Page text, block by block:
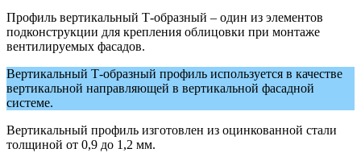
Профиль вертикальный Т-образный – один из элементов
подконструкции для крепления облицовки при монтаже
вентилируемых фасадов.
Вертикальный Т-образный профиль используется в качестве
вертикальной направляющей в вертикальной фасадной
системе.
Вертикальный профиль изготовлен из оцинкованной стали
толщиной от 0,9 до 1,2 мм.